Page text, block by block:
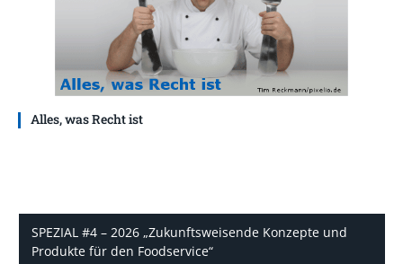
Alles, was Recht ist
SPEZIAL #4 – 2026 „Zukunftsweisende Konzepte und
Produkte für den Foodservice“